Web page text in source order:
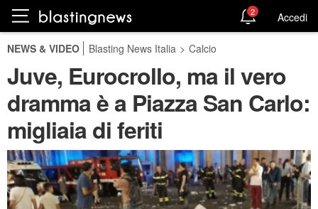
2 Accedi
NEWS & VIDEO Blasting News Italia > Calcio
Juve, Eurocrollo, ma il vero
dramma è a Piazza San Carlo:
migliaia di feriti